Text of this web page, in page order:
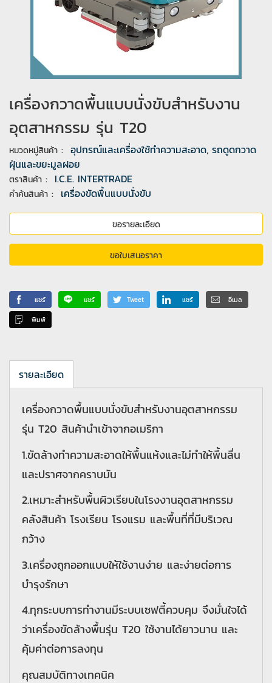
เครื่องกวาดพื้นแบบนั่งขับสำหรับงาน
อุตสาหกรรม รุ่น T20
หมวดหมู่สินค้า : อุปกรณ์และเครื่องใช้ทำความสะอาด, รถดูดกวาด
ฝุ่นและขยะมูลฝอย
ตราสินค้า : I.C.E. INTERTRADE
คำค้นสินค้า : เครื่องขัดพื้นแบบนั่งขับ
ขอรายละเอียด
ขอใบเสนอราคา
แชร์ แชร์ Tweet แชร์ อีเมล
พิมพ์
รายละเอียด
เครื่องกวาดพื้นแบบนั่งขับสำหรับงานอุตสาหกรรม
รุ่น T20 สินค้านำเข้าจากอเมริกา
1.ขัดล้างทำความสะอาดให้พื้นแห้งและไม่ทำให้พื้นลื่น
และปราศจากคราบมัน
2.เหมาะสำหรับพื้นผิวเรียบในโรงงานอุตสาหกรรม
คลังสินค้า โรงเรียน โรงแรม และพื้นที่ที่มีบริเวณ
กว้าง
3.เครื่องถูกออกแบบให้ใช้งานง่าย และง่ายต่อการ
บำรุงรักษา
4.ทุกระบบการทำงานมีระบบเซฟตี้ควบคุม จึงมั่นใจได้
ว่าเครื่องขัดล้างพื้นรุ่น T20 ใช้งานได้ยาวนาน และ
คุ้มค่าต่อการลงทุน
คุณสมบัติทางเทคนิค